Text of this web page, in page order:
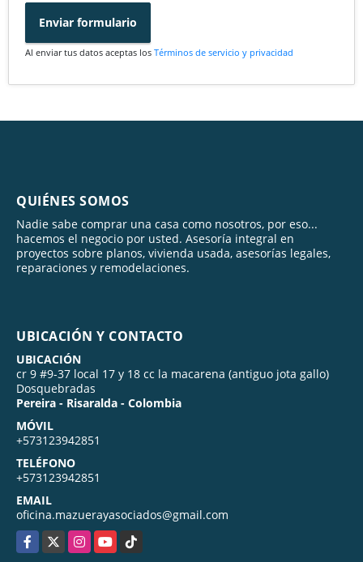
Enviar formulario
Al enviar tus datos aceptas los Términos de servicio y privacidad
QUIÉNES SOMOS
Nadie sabe comprar una casa como nosotros, por eso...
hacemos el negocio por usted. Asesoría integral en
proyectos sobre planos, vivienda usada, asesorías legales,
reparaciones y remodelaciones.
UBICACIÓN Y CONTACTO
UBICACIÓN
cr 9 #9-37 local 17 y 18 cc la macarena (antiguo jota gallo)
Dosquebradas
Pereira - Risaralda - Colombia
MÓVIL
+573123942851
TELÉFONO
+573123942851
EMAIL
oficina.mazuerayasociados@gmail.com
Facebook
X InstagramYouTubeTikTok